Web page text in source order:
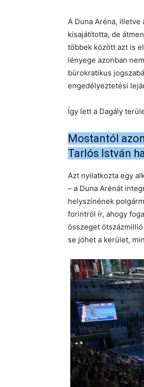
A Duna Aréna,
kisajátította, de
többek között azt is
lényege azonban
bürokratikus
engedélyeztetési
Így lett a Dagály
Mostantól
Tarlós István
Azt nyilatkozta egy
– a Duna Arénát
helyszínének
forintról ír, ahogy
összeget
se jöhet a kerület,